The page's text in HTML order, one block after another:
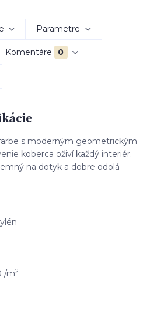
Parametre
Komentáre 0
s moderným geometrickým
koberca oživí každý interiér.
na dotyk a dobre odolá
/m2